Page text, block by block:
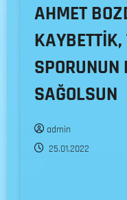
AHMET
SPORUNUN
SAĞOLSUN
admin
25.01.2022